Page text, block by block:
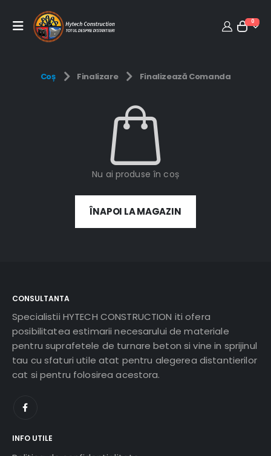
0
Coș Finalizare Finalizează Comanda
Nu ai produse în coș
ÎNAPOI LA MAGAZIN
CONSULTANTA
Specialistii HYTECH CONSTRUCTION iti ofera
posibilitatea estimarii necesarului de materiale
pentru suprafetele de turnare beton si vine in sprijinul
tau cu sfaturi utile atat pentru alegerea distantierilor
cat si pentru folosirea acestora.
INFO UTILE